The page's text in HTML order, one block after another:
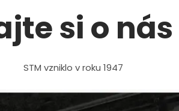
si o nás
STM vzniklo v roku 1947